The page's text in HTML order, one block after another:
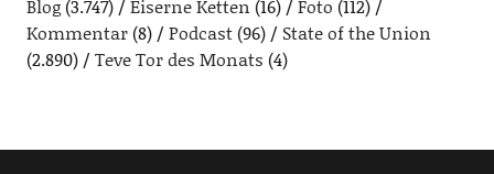
Blog(3.747) Eiserne Ketten (16) Foto (112)
Kommentar(8) Podcast(96)
State of the Union
(2.890)
Teve Tor des Monats (4)